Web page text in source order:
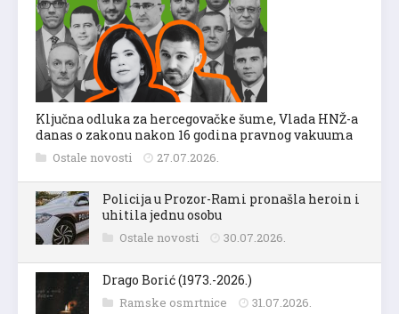
Ključna odluka za hercegovačke šume, Vlada HNŽ-a
danas o zakonu nakon 16 godina pravnog vakuuma
Ostale novosti 27.07.2026.
Policija u Prozor-Rami pronašla heroin i
uhitila jednu osobu
Ostale novosti 30.07.2026.
Drago Borić (1973.-2026.)
Ramske osmrtnice 31.07.2026.